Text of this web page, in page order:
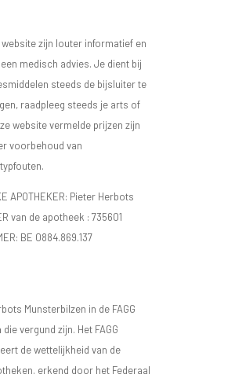
website zijn louter informatief en
medisch advies. Je dient bij
steeds de bijsluiter te
raadpleeg steeds je arts of
website vermelde prijzen zijn
voorbehoud van
APOTHEKER: Pieter Herbots
van de apotheek : 735601
BE 0884.869.137
Munsterbilzen in de FAGG
vergund zijn. Het FAGG
de wettelijkheid van de
erkend door het Federaal